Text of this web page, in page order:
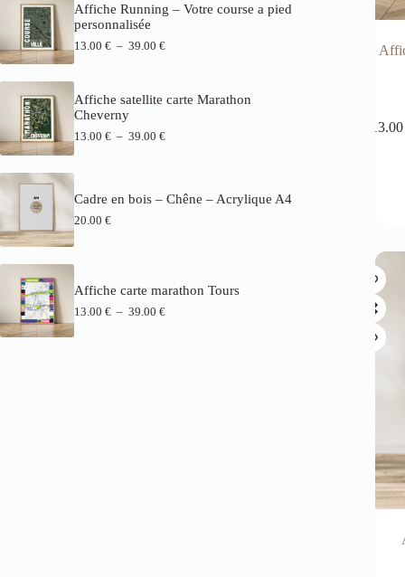
Affiche Running – Votre course a pied
personnalisée
13.00 € – 39.00 €
Affiche satellite carte Marathon
Cheverny
13.00 € – 39.00 €
Cadre en bois – Chêne – Acrylique A4
20.00 €
Affiche carte marathon Tours
13.00 € – 39.00 €